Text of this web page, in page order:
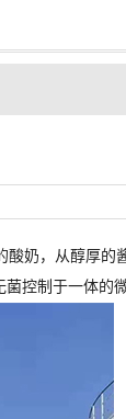
奶，从醇厚的
控制于一体的